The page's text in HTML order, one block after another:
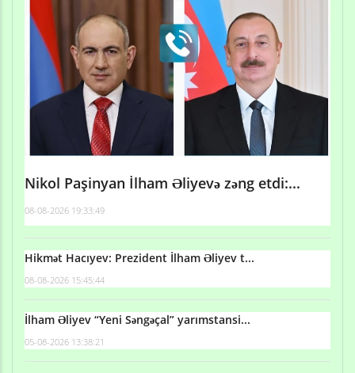
Nikol Paşinyan İlham Əliyevə zəng etdi:...
08-08-2026 19:33:49
Hikmət Hacıyev: Prezident İlham Əliyev t...
08-08-2026 15:45:44
İlham Əliyev “Yeni Səngəçal” yarımstansi...
05-08-2026 13:38:21